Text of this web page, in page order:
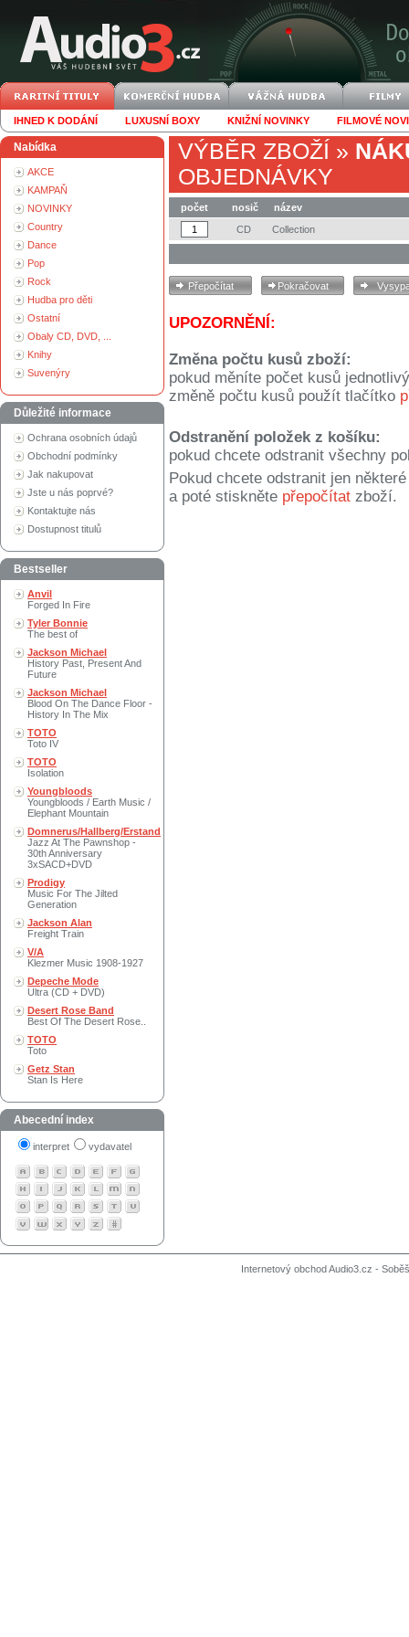
IHNED K DODÁNÍ LUXUSNÍ BOXY KNIŽNÍ NOVINKY FILMOVÉ
Nabídka
AKCE
KAMPAŇ
NOVINKY
Country
Dance
Pop
Rock
Hudba pro děti
Ostatní
Obaly CD, DVD, ...
Knihy
Suvenýry
Důležité informace
Ochrana osobních údajů
Obchodní podmínky
Jak nakupovat
Jste u nás poprvé?
Kontaktujte nás
Dostupnost titulů
Bestseller
Anvil
Forged In Fire
Tyler Bonnie
The best of
Jackson Michael
History Past, Present And
Future
Jackson Michael
Blood On The Dance Floor -
History In The Mix
TOTO
Toto IV
TOTO
Isolation
Youngbloods
Youngbloods / Earth Music /
Elephant Mountain
Domnerus/Hallberg/Erstand
Jazz At The Pawnshop -
30th Anniversary
3xSACD+DVD
Prodigy
Music For The Jilted
Generation
Jackson Alan
Freight Train
V/A
Klezmer Music 1908-1927
Depeche Mode
Ultra (CD + DVD)
Desert Rose Band
Best Of The Desert Rose..
TOTO
Toto
Getz Stan
Stan Is Here
Abecední index
interpret vydavatel
VÝBĚR ZBOŽÍ »
OBJEDNÁVKY
počet nosič
název
CD
Collection
UPOZORNĚNÍ:
Změna počtu kusů zboží:
pokud měníte počet kusů
změně počtu kusů použít tlačítko
Odstranění položek z košíku:
pokud chcete odstranit všechny
Pokud chcete odstranit jen
a poté stiskněte přepočítat zboží.
Internetový obchod Audio3.cz -